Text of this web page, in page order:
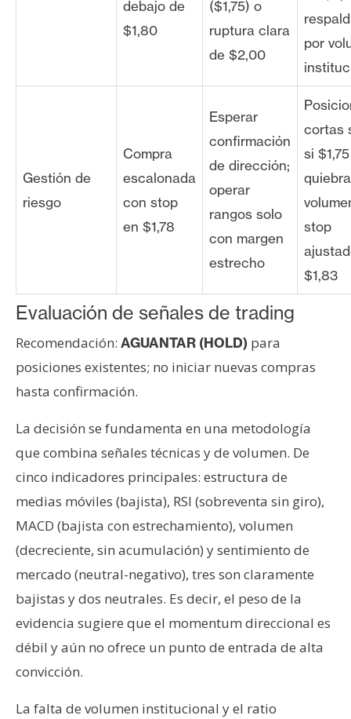
debajo de
$1,80
($1,75) o
ruptura clara
de $2,00
por
Gestión de
riesgo
Compra
escalonada
con stop
en $1,78
Esperar
confirmación
de dirección;
operar
rangos solo
con margen
estrecho
cortas
si
stop
$1,83
Evaluación de señales de trading
Recomendación: AGUANTAR (HOLD) para
posiciones existentes; no iniciar nuevas compras
hasta confirmación.
La decisión se fundamenta en una metodología
que combina señales técnicas y de volumen. De
cinco indicadores principales: estructura de
medias móviles (bajista), RSI (sobreventa sin giro),
MACD (bajista con estrechamiento), volumen
(decreciente, sin acumulación) y sentimiento de
mercado (neutral-negativo), tres son claramente
bajistas y dos neutrales. Es decir, el peso de la
evidencia sugiere que el momentum direccional es
débil y aún no ofrece un punto de entrada de alta
convicción.
La falta de volumen institucional y el ratio